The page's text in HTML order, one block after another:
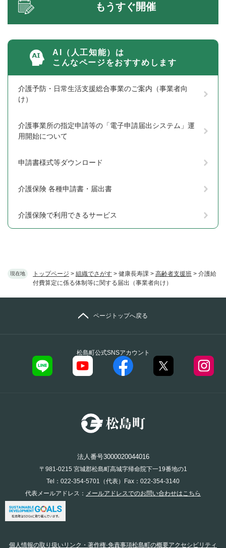
現在地 トップページ > 組織でさがす > 健康長寿課 > 高齢者支援班 > 介護給
付費算定に係る体制等に関する届出（事業者向け）
もうすぐ開催
AI（人工知能）は
こんなページをおすすめします
介護予防・日常生活支援総合事業のご案内（事業者向
け）
介護事業所の指定申請等の「電子申請届出システム」運
用開始について
申請書様式等ダウンロード
介護保険 各種申請書・届出書
介護保険で利用できるサービス
松島町公式SNSアカウント
ページトップへ戻る
法人番号3000020044016
〒981-0215 宮城郡松島町高城字帰命院下一19番地の1
Tel：022-354-5701（代表）Fax：022-354-3140
代表メールアドレス： メールアドレスでのお問い合わせはこちら
個人情報の取り扱いリンク・著作権·免責事項松島町の概要アクセシビリティ